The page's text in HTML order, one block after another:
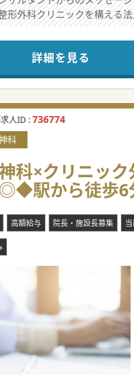
形外科クリニックを構える
てお近くにクリニックを開
貸しいただける院長先生を
にご開業をお考えの先生につ
務時間調整なども柔軟にご
ひお気軽にお問合せくださ
可 #秋入職可
詳細を見る
人ID :736774
科
×クリニック
駅から徒歩6
高額給与 院長・施設長募集